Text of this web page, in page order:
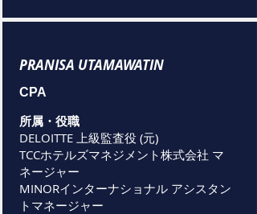
PRANISA UTAMAWATIN
CPA
所属・役職
DELOITTE 上級監査役 (元)
TCCホテルズマネジメント株式会社 マ
ネージャー
MINORインターナショナル アシスタン
トマネージャー